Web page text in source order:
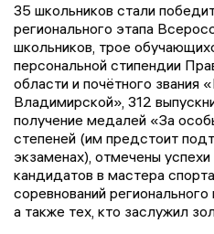
35 школьников стали
регионального этапа
школьников, трое
персональной стипендии
области и почётного
Владимирской», 312
получение медалей «За
степеней (им предстоит
экзаменах), отмечены
кандидатов в мастера
соревнований
а также тех, кто заслужил